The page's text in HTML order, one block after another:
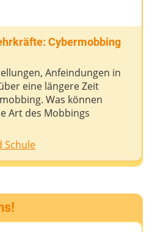
Cybermobbing
Anfeindungen in
eine längere Zeit
Was können
Art des Mobbings
Schule